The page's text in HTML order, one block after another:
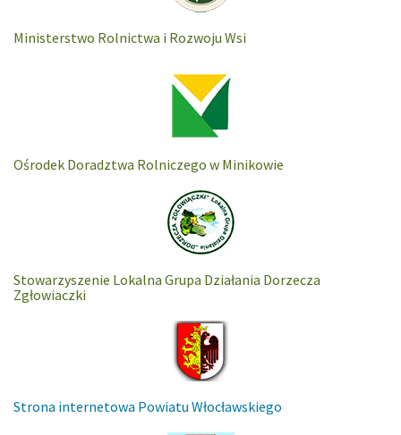
Ministerstwo Rolnictwa i Rozwoju Wsi
Ośrodek Doradztwa Rolniczego w Minikowie
Stowarzyszenie Lokalna Grupa Działania Dorzecza
Zgłowiaczki
Strona internetowa Powiatu Włocławskiego